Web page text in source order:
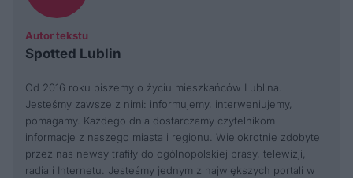
Autor tekstu
Spotted Lublin
Od 2016 roku piszemy o życiu mieszkańców Lublina.
Jesteśmy zawsze z nimi: informujemy, interweniujemy,
pomagamy. Każdego dnia dostarczamy czytelnikom
informacje z naszego miasta i regionu. Wielokrotnie zdobyte
przez nas newsy trafiły do ogólnopolskiej prasy, telewizji,
radia i Internetu. Jesteśmy jednym z największych portali w